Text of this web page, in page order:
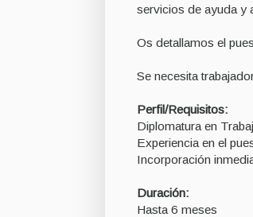
servicios de ayuda y
Os detallamos el
Se necesita
Perfil/Requisitos:
Diplomatura en
Experiencia en el
Incorporación
Duración:
Hasta 6 meses